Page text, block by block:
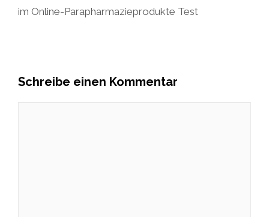
im Online-Parapharmazieprodukte Test
Schreibe einen Kommentar